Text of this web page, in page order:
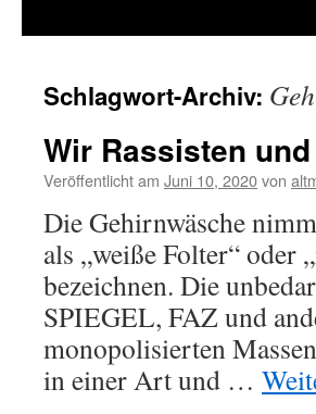
Schlagwort-Archiv:
Wir Rassisten
Veröffentlicht am Juni 10, 2020von
Die Gehirnwäsche
als „weiße Folter“ oder
bezeichnen. Die
SPIEGEL, FAZ und
monopolisierten
in einer Art und …